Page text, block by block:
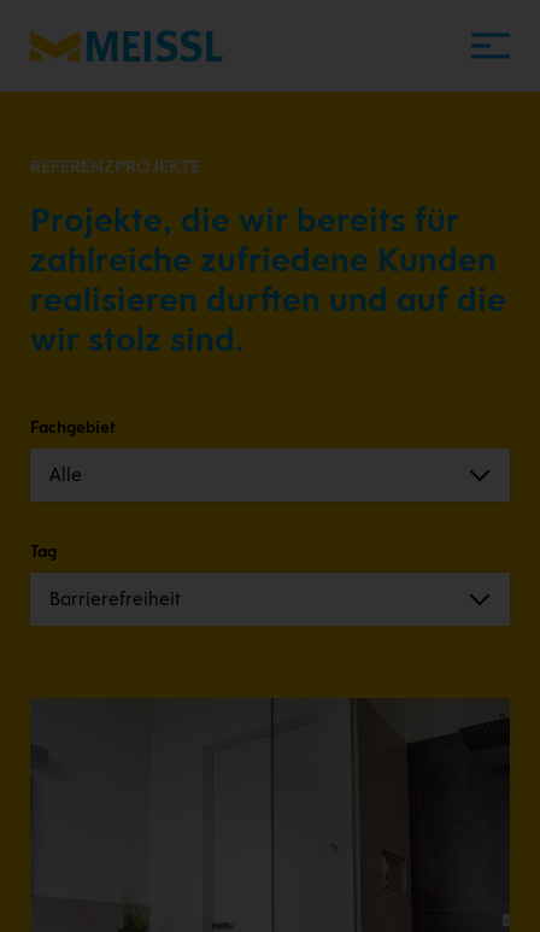
REFERENZPROJEKTE
Projekte, die wir bereits für
zahlreiche zufriedene Kunden
realisieren durften und auf die
wir stolz sind.
Fachgebiet
Alle
Tag
Barrierefreiheit